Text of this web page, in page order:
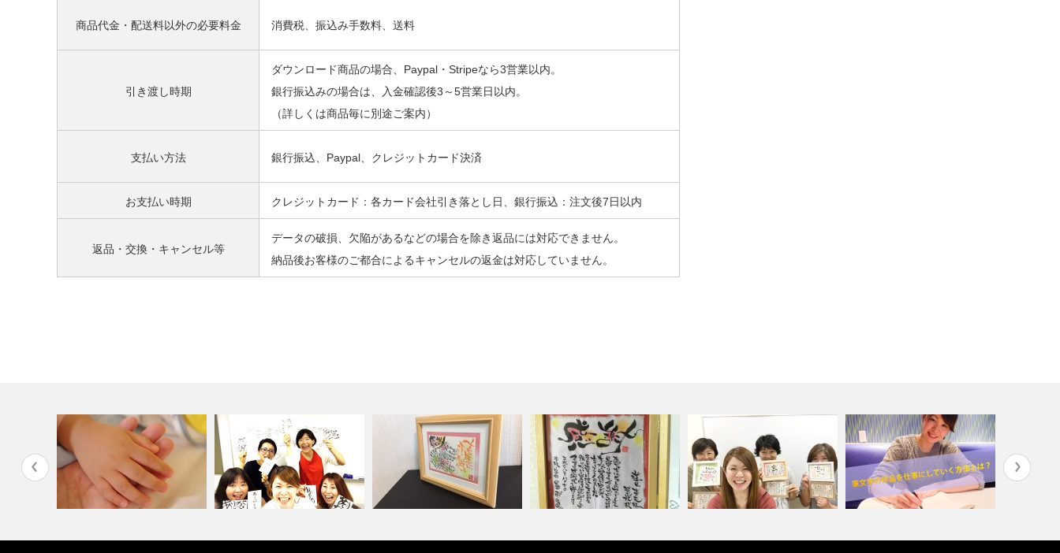
商品代金・配送料以外の必要料金 消費税、振込み手数料、送料
引き渡し時期
ダウンロード商品の場合、Paypal・Stripeなら3営業以内。
銀行振込みの場合は、入金確認後3～5営業日以内。
（詳しくは商品毎に別途ご案内）
支払い方法 銀行振込、Paypal、クレジットカード決済
お支払い時期 クレジットカード：各カード会社引き落とし日、銀行振込：注文後7日以内
返品・交換・キャンセル等
データの破損、欠陥があるなどの場合を除き返品には対応できません。
納品後お客様のご都合によるキャンセルの返金は対応していません。